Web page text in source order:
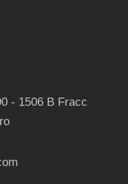
- 1506 B Fracc